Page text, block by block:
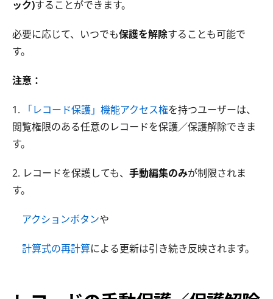
ック)することができます。
必要に応じて、いつでも保護を解除することも可能で
す。
注意：
1. 「レコード保護」機能アクセス権を持つユーザーは、
閲覧権限のある任意のレコードを保護／保護解除できま
す。
2. レコードを保護しても、 手動編集のみが制限されま
す。
アクションボタンや
計算式の再計算による更新は引き続き反映されます。